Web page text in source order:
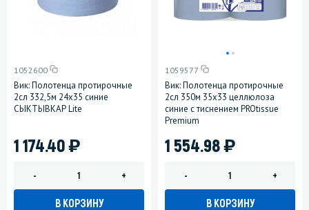
1052600
Вик: Полотенца протирочные
2сл 332,5м 24х35 синие
СЫКТЫВКАР Lite
1 174.40)
- +
В КОРЗИНУ
1059577
Вик: Полотенца протирочные
2сл 350м 35х33 целлюлоза
синие с тиснением PROtissue
Premium
1 554.98)
- +
В КОРЗИНУ